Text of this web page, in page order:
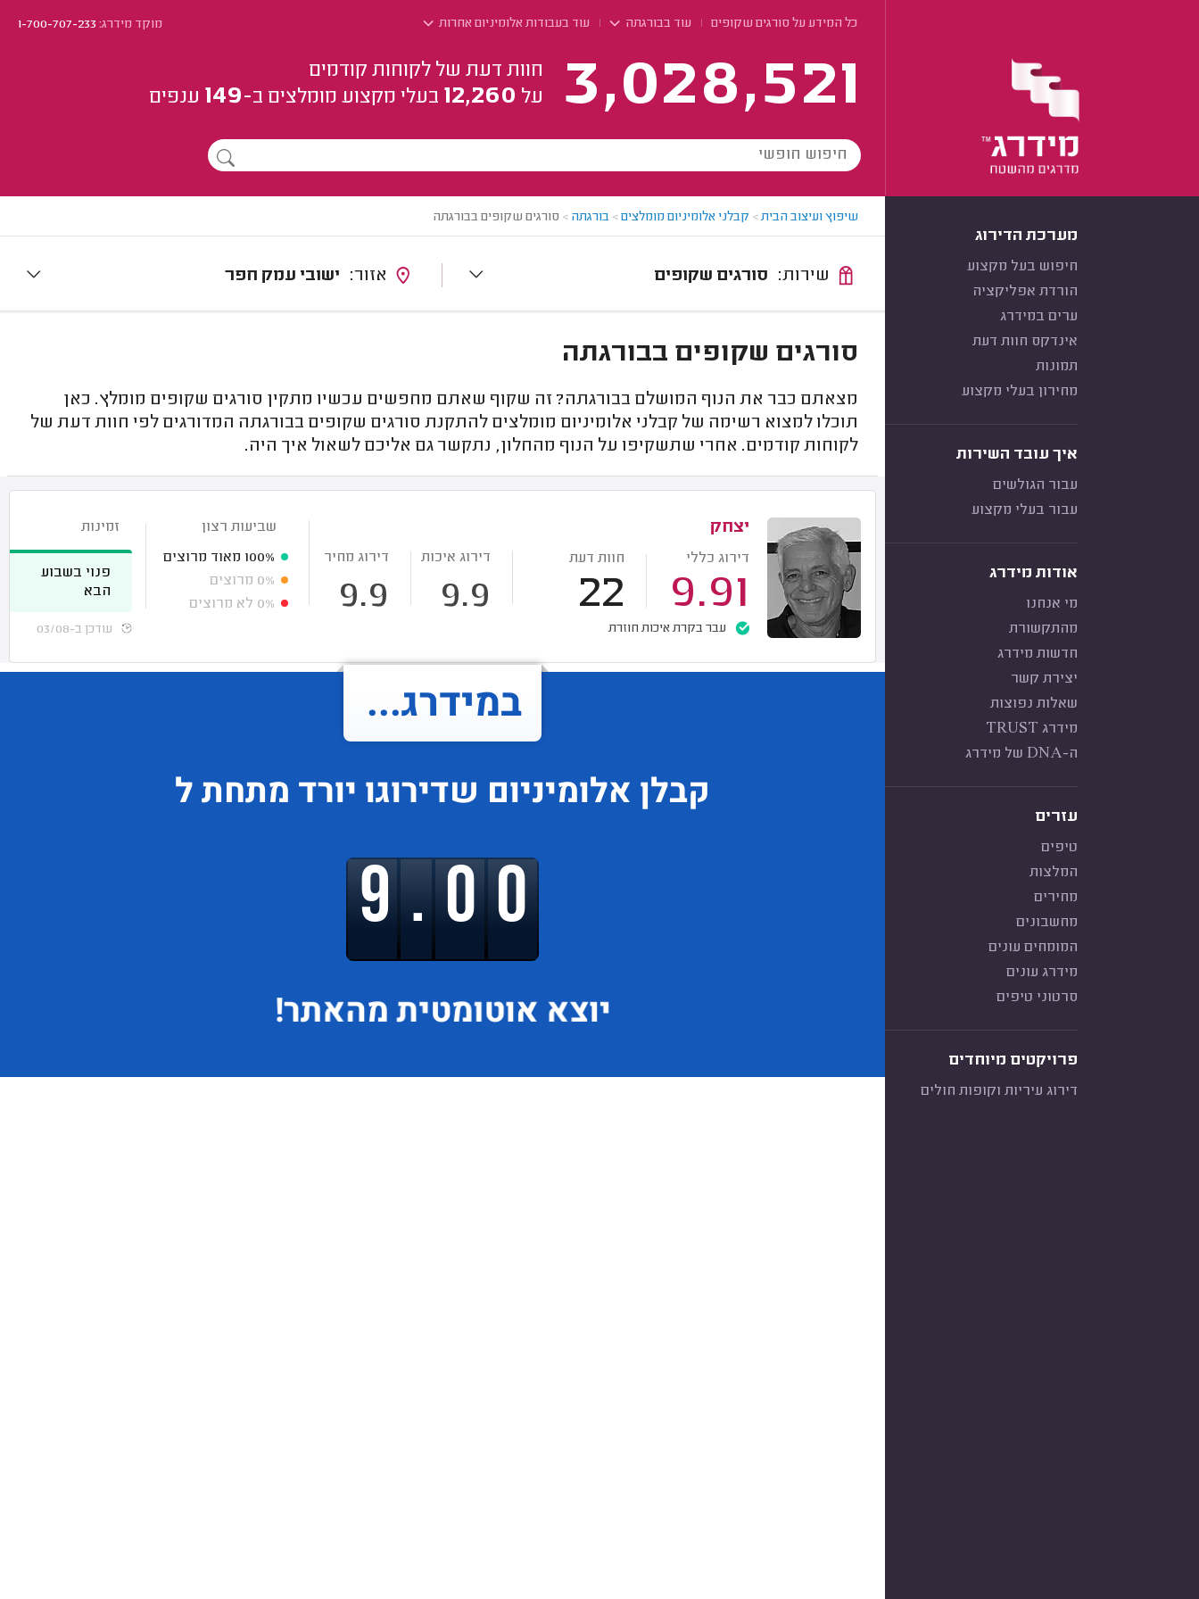
כל המידע על סורגים שקופים עוד בבורגתה עוד בעבודות אלומיניום אחרות מוקד מידרג:1-700-707-233
3,028,521
חוות דעת של לקוחות קודמים
על 12,260 בעלי מקצוע מומלצים ב-149 ענפים
מערכת הדירוג
חיפוש בעל מקצוע
הורדת אפליקציה
ערים במידרג
אינדקס חוות דעת
תמונות
מחירון בעלי מקצוע
איך עובד השירות
עבור הגולשים
עבור בעלי מקצוע
אודות מידרג
מי אנחנו
מהתקשורת
חדשות מידרג
יצירת קשר
שאלות נפוצות
מידרג TRUST
ה-DNA של מידרג
עזרים
טיפים
המלצות
מחירים
מחשבונים
המומחים עונים
מידרג עונים
סרטוני טיפים
פרויקטים מיוחדים
דירוג עיריות וקופות חולים
שיפוץ ועיצוב הבית> קבלני אלומיניום מומלצים> בורגתה > סורגים שקופים בבורגתה
סורגים שקופים ישובי עמק חפר
סורגים שקופים בבורגתה
מצאתם כבר את הנוף המושלם בבורגתה? זה שקוף שאתם מחפשים עכשיו מתקין סורגים שקופים מומלץ. כאן
תוכלו למצוא רשימה של קבלני אלומיניום מומלצים להתקנת סורגים שקופים בבורגתה המדורגים לפי חוות דעת של
לקוחות קודמים. אחרי שתשקיפו על הנוף מהחלון, נתקשר גם אליכם לשאול איך היה.
יצחק
דירוג כללי
9.91
חוות דעת
22
דירוג איכות
9.9
דירוג מחיר
9.9
עבר בקרת איכות חוזרת
שביעות רצון
100% מאוד מרוצים
0% מרוצים
0% לא מרוצים
זמינות
פנוי בשבוע
הבא
עודכן ב-03/08
במידרג...
קבלן אלומיניום שדירוגו יורד מתחת ל
9.00
יוצא אוטומטית מהאתר!